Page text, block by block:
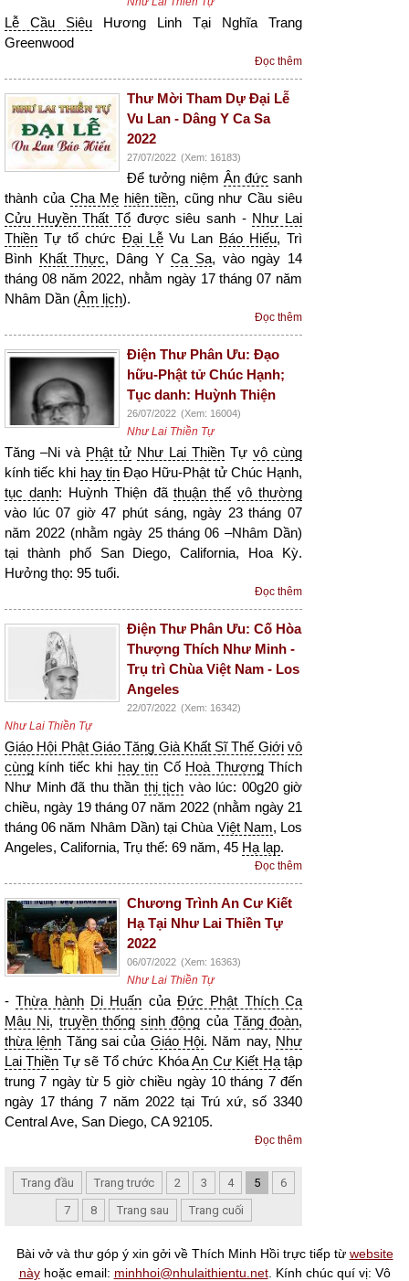
Lễ Cầu Siêu Hương Linh Tại Nghĩa Trang
Greenwood
Đọc thêm
Thư Mời Tham Dự Đại Lễ
Vu Lan - Dâng Y Ca Sa
2022
27/07/2022 (Xem: 16183)
Để tưởng niệm Ân đức sanh
thành của Cha Mẹ hiện tiền, cũng như Cầu siêu
Cửu Huyền Thất Tổ được siêu sanh - Như Lai
Thiền Tự tổ chức Đại LễVu Lan Báo Hiếu, Trì
Bình Khất Thực, Dâng YCa Sa, vào ngày 14
tháng 08 năm 2022, nhằm ngày 17 tháng 07 năm
Nhâm Dần (Âm lịch).
Đọc thêm
Điện Thư Phân Ưu: Đạo
hữu-Phật tử Chúc Hạnh;
Tục danh: Huỳnh Thiện
26/07/2022 (Xem: 16004)
Như Lai Thiền Tự
Tăng –Ni và Phật tử Như Lai Thiền Tự vô cùng
kính tiếc khi hay tinĐạo Hữu-Phật tử Chúc Hạnh,
tục danh: Huỳnh Thiện đãthuận thế vô thường
vào lúc 07 giờ 47 phút sáng, ngày 23 tháng 07
năm 2022 (nhằm ngày 25 tháng 06 –Nhâm Dần)
tại thành phố San Diego, California, Hoa Kỳ.
Hưởng thọ: 95 tuổi.
Đọc thêm
Điện Thư Phân Ưu: Cố Hòa
Thượng Thích Như Minh -
Trụ trì Chùa Việt Nam - Los
Angeles
22/07/2022 (Xem: 16342)
Như Lai Thiền Tự
Giáo Hội Phật Giáo Tăng Già Khất Sĩ Thế Giới vô
cùng kính tiếc khi hay tin Cố Hoà ThượngThích
Như Minh đã thu thần thị tịch vào lúc: 00g20 giờ
chiều, ngày 19 tháng 07 năm 2022 (nhằm ngày 21
tháng 06 năm Nhâm Dần) tại Chùa Việt Nam, Los
Angeles, California, Trụ thế: 69 năm, 45 Hạ lạp.
Đọc thêm
Chương Trình An Cư Kiết
Hạ Tại Như Lai Thiền Tự
2022
06/07/2022 (Xem: 16363)
Như Lai Thiền Tự
-Thừa hành Di Huấn củaĐức Phật Thích Ca
Mâu Ni, truyền thống sinh động của Tăng đoàn,
thừa lệnh Tăng sai của Giáo Hội. Năm nay, Như
Lai Thiền Tự sẽ Tổ chức KhóaAn Cư Kiết Hạtập
trung 7 ngày từ 5 giờ chiều ngày 10 tháng 7 đến
ngày 17 tháng 7 năm 2022 tại Trú xứ, số 3340
Central Ave, San Diego, CA 92105.
Đọc thêm
Trang đầu Trang trước 2 3 4 5
6
7
8 Trang sau Trang cuối
Bài vở và thư góp ý xin gởi về Thích Minh Hồi trực tiếp từ website
nàyhoặc email: minhhoi@nhulaithientu.net. Kính chúc quí vị: Vô